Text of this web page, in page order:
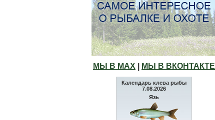
МЫ В МАХ МЫ В ВКОНТАКТЕ
Календарь клева рыбы
7.08.2026
Язь